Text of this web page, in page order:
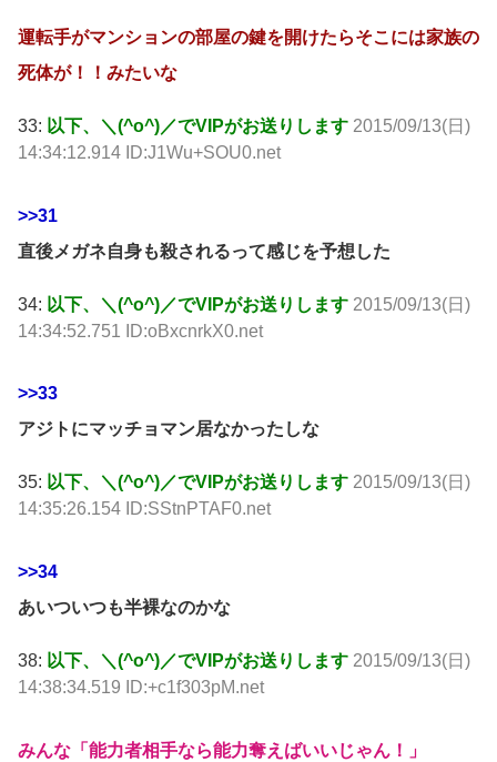
運転手がマンションの部屋の鍵を開けたらそこには家族の
死体が！！みたいな
33: 以下、＼(^o^)／でVIPがお送りします 2015/09/13(日)
14:34:12.914 ID:J1Wu+SOU0.net
>>31
直後メガネ自身も殺されるって感じを予想した
34: 以下、＼(^o^)／でVIPがお送りします 2015/09/13(日)
14:34:52.751 ID:oBxcnrkX0.net
>>33
アジトにマッチョマン居なかったしな
35: 以下、＼(^o^)／でVIPがお送りします 2015/09/13(日)
14:35:26.154 ID:SStnPTAF0.net
>>34
あいついつも半裸なのかな
38: 以下、＼(^o^)／でVIPがお送りします 2015/09/13(日)
14:38:34.519 ID:+c1f303pM.net
みんな「能力者相手なら能力奪えばいいじゃん！」